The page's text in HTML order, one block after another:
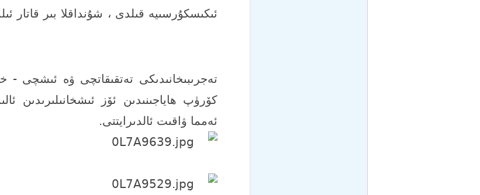
ئىكىسكۇرسىيە قىلدى ، شۇنداقلا بىر قاتار
تەجرىبىخانىدىكى تەتقىقاتچى ۋە ئىشچى -
كۆرۈپ ھاياجىنىدىن ئۆز ئىشخانىلىرىدىن
ئەمما ۋاقىت ئالدىرايتتى.